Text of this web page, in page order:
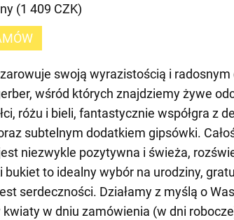
(1 409 CZK)
swoją wyrazistością i
wśród których znajdziemy żywe
różu i bieli, fantastycznie współgra z
subtelnym dodatkiem gipsówki.
niezwykle pozytywna i świeża,
bukiet to idealny wybór na urodziny,
serdeczności. Działamy z myślą o
w dniu zamówienia (w dni